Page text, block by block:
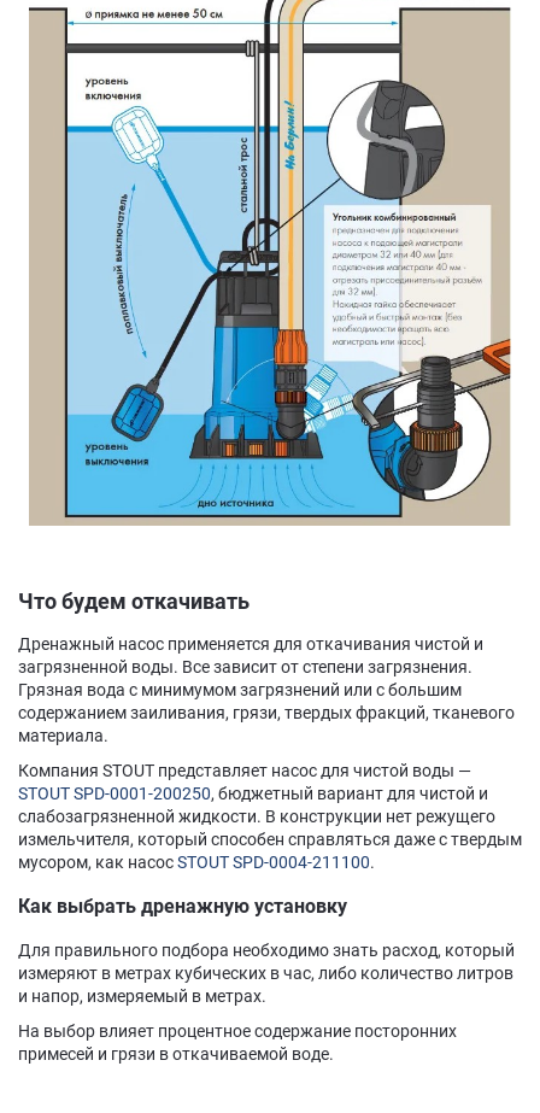
Что будем откачивать
Дренажный насос применяется для откачивания чистой и
загрязненной воды. Все зависит от степени загрязнения.
Грязная вода с минимумом загрязнений или с большим
содержанием заиливания, грязи, твердых фракций, тканевого
материала.
Компания STOUT представляет насос для чистой воды —
STOUT SPD-0001-200250, бюджетный вариант для чистой и
слабозагрязненной жидкости. В конструкции нет режущего
измельчителя, который способен справляться даже с твердым
мусором, как насосSTOUT SPD-0004-211100.
Как выбрать дренажную установку
Для правильного подбора необходимо знать расход, который
измеряют в метрах кубических в час, либо количество литров
и напор, измеряемый в метрах.
На выбор влияет процентное содержание посторонних
примесей и грязи в откачиваемой воде.